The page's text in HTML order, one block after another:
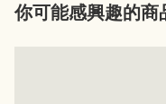
你可能感興趣的商